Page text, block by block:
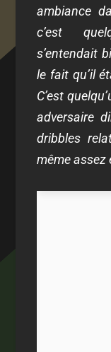
ambiance
c’est
s’entendait
le fait qu’il
C’est
adversaire
dribbles
même assez